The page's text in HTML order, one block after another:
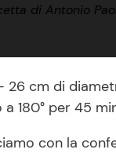
di Antonio
26 cm di
180° per 45
con la